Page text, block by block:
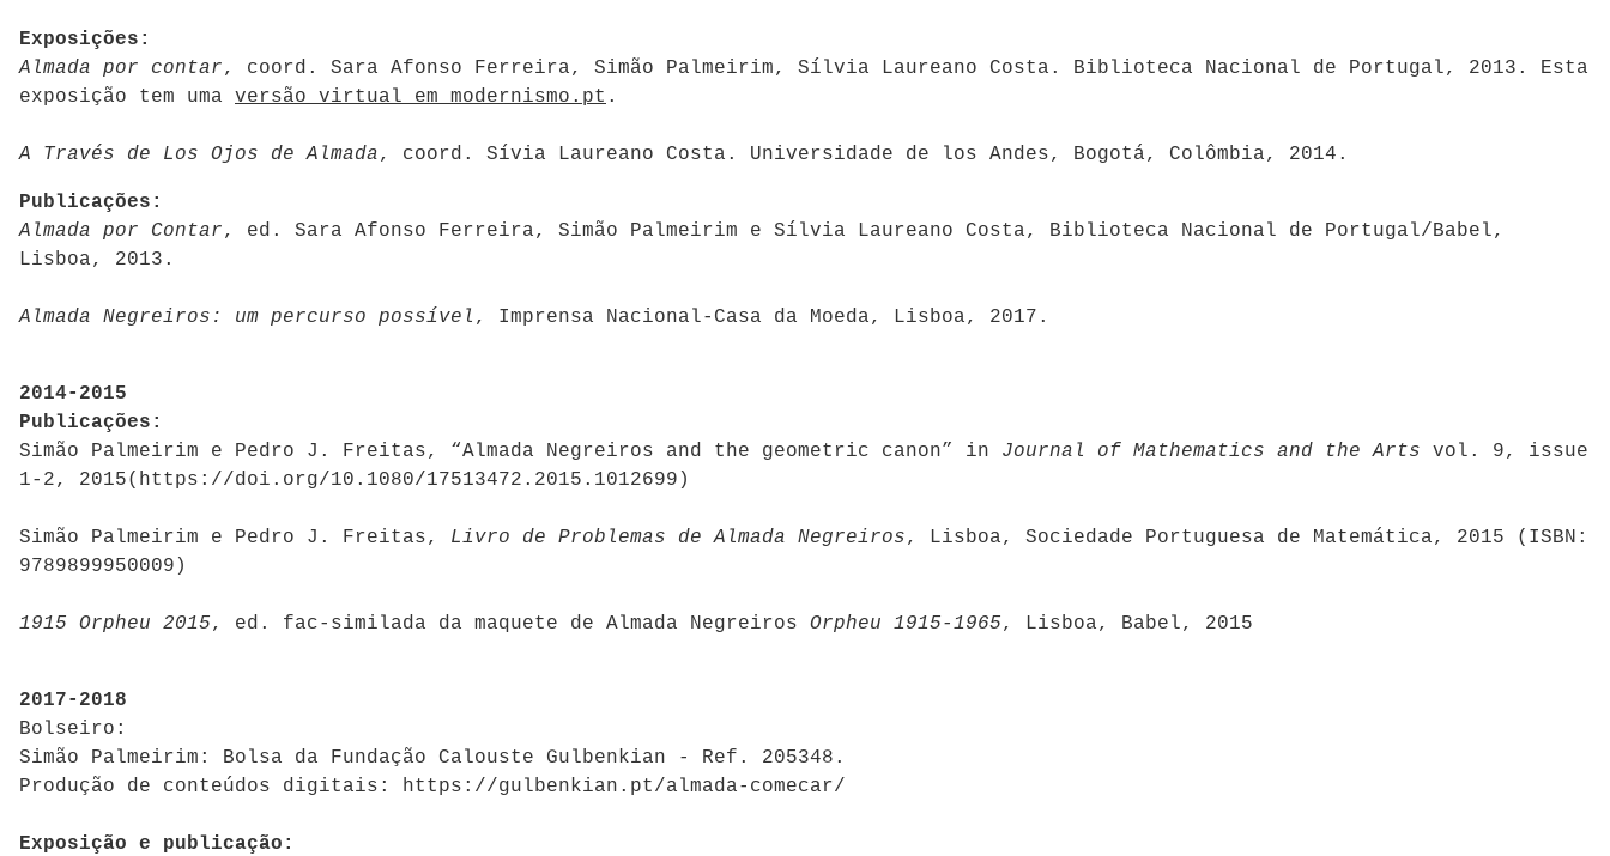
Exposições:
Almada por contar, coord. Sara Afonso Ferreira, Simão Palmeirim, Sílvia Laureano Costa. Biblioteca Nacional de Portugal, 2013. Esta
exposição tem uma versão virtual em modernismo.pt .
A Través de Los Ojos de Almada, coord. Sívia Laureano Costa. Universidade de los Andes, Bogotá, Colômbia, 2014.
Publicações:
Almada por Contar, ed. Sara Afonso Ferreira, Simão Palmeirim e Sílvia Laureano Costa, Biblioteca Nacional de Portugal/Babel,
Lisboa, 2013.
Almada Negreiros: um percurso possível , Imprensa Nacional-Casa da Moeda, Lisboa, 2017.
2014-2015
Publicações:
Simão Palmeirim e Pedro J. Freitas, “Almada Negreiros and the geometric canon” in Journal of Mathematics and the Arts vol. 9, issue
1-2, 2015(https://doi.org/10.1080/17513472.2015.1012699)
Simão Palmeirim e Pedro J. Freitas, Livro de Problemas de Almada Negreiros, Lisboa, Sociedade Portuguesa de Matemática, 2015 (ISBN:
9789899950009)
1915 Orpheu 2015, ed. fac-similada da maquete de Almada Negreiros Orpheu 1915-1965, Lisboa, Babel, 2015
2017-2018
Bolseiro:
Simão Palmeirim: Bolsa da Fundação Calouste Gulbenkian - Ref. 205348.
Produção de conteúdos digitais: https://gulbenkian.pt/almada-comecar/
Exposição e publicação: